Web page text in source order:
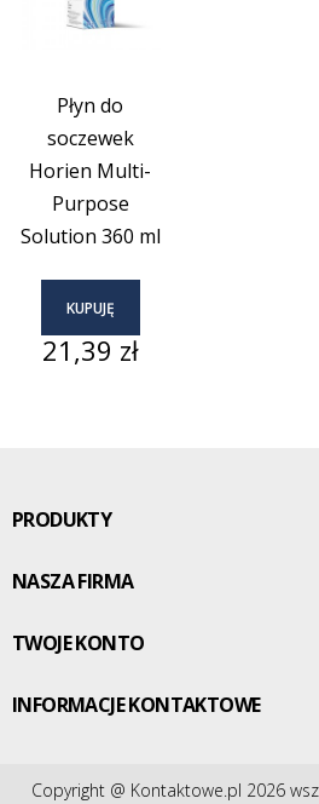
Płyn do
soczewek
Horien Multi-
Purpose
Solution 360 ml
KUPUJĘ
Cena
21,39 zł
PRODUKTY
NASZA FIRMA
TWOJE KONTO
INFORMACJE KONTAKTOWE
Copyright @ Kontaktowe.pl 2026